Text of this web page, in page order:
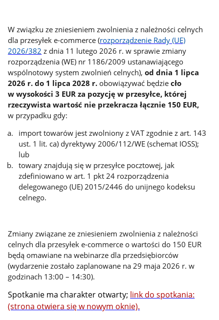
W związku ze zniesieniem zwolnienia z należności celnych
dla przesyłek e-commerce (rozporządzenie Rady (UE)
2026/382 z dnia 11 lutego 2026 r. w sprawie zmiany
rozporządzenia (WE) nr 1186/2009 ustanawiającego
wspólnotowy system zwolnień celnych), od dnia 1 lipca
2026 r. do 1 lipca 2028 r. obowiązywać będziecło
w wysokości 3 EUR za pozycję w przesyłce, której
rzeczywista wartość nie przekracza łącznie 150 EUR,
w przypadku gdy:
import towarów jest zwolniony z VAT zgodnie z art. 143
ust. 1 lit. ca) dyrektywy 2006/112/WE (schemat IOSS);
lub
towary znajdują się w przesyłce pocztowej, jak
zdefiniowano w art. 1 pkt 24 rozporządzenia
delegowanego (UE) 2015/2446 do unijnego kodeksu
celnego.
Zmiany związane ze zniesieniem zwolnienia z należności
celnych dla przesyłek e-commerce o wartości do 150 EUR
będą omawiane na webinarze dla przedsiębiorców
(wydarzenie zostało zaplanowane na 29 maja 2026 r. w
godzinach 13:00 – 14:30).
Spotkanie ma charakter otwarty; link do spotkania:
(strona otwiera się w nowym oknie).